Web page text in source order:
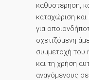
καθυστέρηση,
καταχώριση
για
σχετιζόμενη
συμμετοχή του
και τη χρήση
αναγόμενους